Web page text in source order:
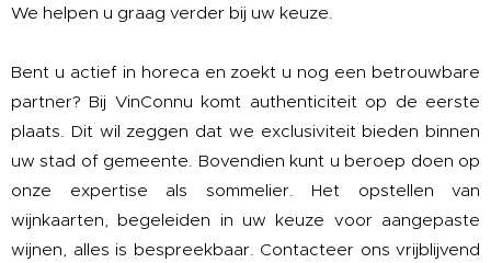
We helpen u graag verder bij uw keuze.
Bent u actief in horeca en zoekt u nog een betrouwbare
partner? Bij VinConnu komt authenticiteit op de eerste
plaats. Dit wil zeggen dat we exclusiviteit bieden binnen
uw stad of gemeente. Bovendien kunt u beroep doen op
onze expertise als sommelier. Het opstellen van
wijnkaarten, begeleiden in uw keuze voor aangepaste
wijnen, alles is bespreekbaar. Contacteer ons vrijblijvend